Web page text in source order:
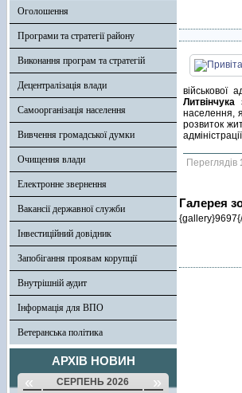
Оголошення
Програми та стратегії району
Виконання програм та стратегій
Децентралізація влади
Самоорганізація населення
Вивчення громадської думки
Очищення влади
Електронне звернення
Вакансії державної служби
Інвестиційний довідник
Запобігання проявам корупції
Внутрішній аудит
Інформація для ВПО
Ветеранська політика
АРХІВ НОВИН
« СЕРПЕНЬ 2026 »
військової
Литвінчука
населення,
розвиток
Переглядів
Галерея